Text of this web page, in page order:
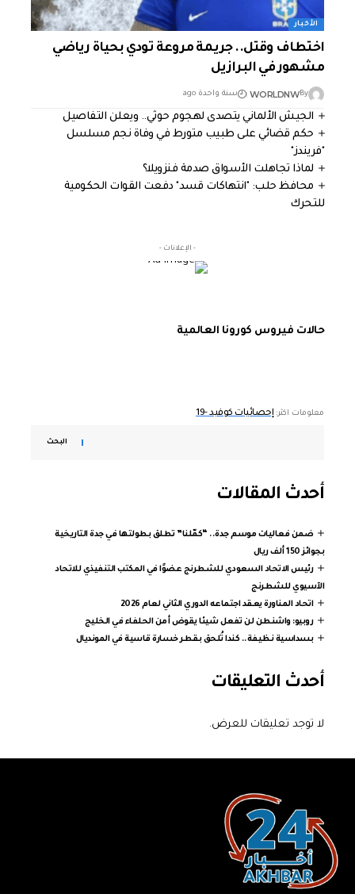
الأخبار
اختطاف وقتل.. جريمة مروعة تودي بحياة رياضي
مشهور في البرازيل
By
WORLDNW سنة واحدة ago
الجيش الألماني يتصدى لهجوم حوثي.. ويعلن التفاصيل
حكم قضائي على طبيب متورط في وفاة نجم مسلسل
"فريندز"
لماذا تجاهلت الأسواق صدمة فنزويلا؟
محافظ حلب: "انتهاكات قسد" دفعت القوات الحكومية
للتحرك
- الإعلانات -
حالات فيروس كورونا العالمية
معلومات اكثر: إحصائيات كوفيد -19
البحث
أحدث المقالات
ضمن فعاليات موسم جدة.. “كمّلنا” تطلق بطولتها في جدة التاريخية
بجوائز 150 ألف ريال
رئيس الاتحاد السعودي للشطرنج عضوًا في المكتب التنفيذي للاتحاد
الآسيوي للشطرنج
اتحاد المناورة يعقد اجتماعه الدوري الثاني لعام 2026
روبيو: واشنطن لن تفعل شيئا يقوض أمن الحلفاء في الخليج
بسداسية نظيفة.. كندا تُلحق بقطر خسارة قاسية في المونديال
أحدث التعليقات
لا توجد تعليقات للعرض.